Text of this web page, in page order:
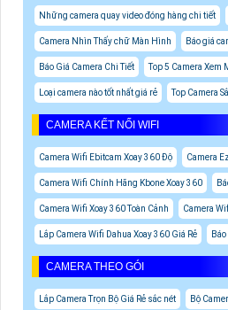
Những camera quay video đóng hàng chi tiết
Camera Nhìn Thấy chữ Màn Hình Báo giá
Báo Giá Camera Chi Tiết Top 5 Camera Xem
Loại camera nào tốt nhất giá rẻ Top Camera
CAMERA KẾT NỐI WIFI
Camera Wifi Ebitcam Xoay 360 Độ Camera
Camera Wifi Chính Hãng Kbone Xoay 360
Camera Wifi Xoay 360 Toàn Cảnh Camera
Lắp Camera Wifi Dahua Xoay 360 Giá Rẻ
CAMERA THEO GÓI
Lắp Camera Trọn Bộ Giá Rẻ sắc nét Bộ